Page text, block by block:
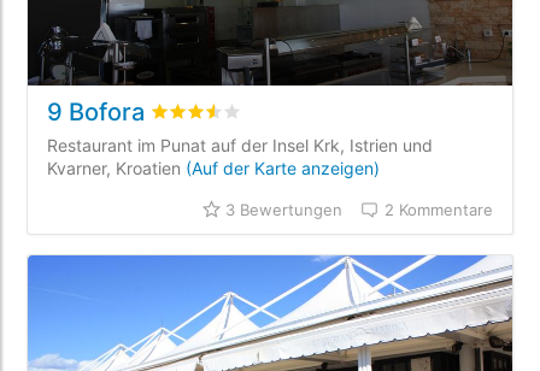
9 Bofora bewertet3.5
Restaurant im Punat auf der Insel Krk, Istrien und
Kvarner, Kroatien (Auf der Karte anzeigen)
3 Bewertungen 2 Kommentare